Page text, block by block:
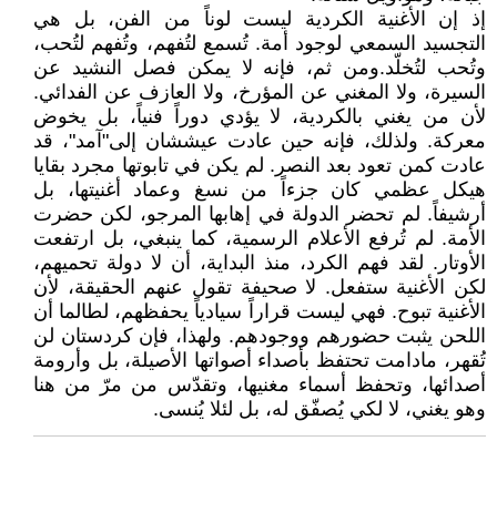
إذ إن الأغنية الكردية ليست لوناً من الفن، بل هي
التجسيد السمعي لوجود أمة. تُسمع لتُفهم، وتُفهم لتُحب،
وتُحب لتُخلّد.ومن ثم، فإنه لا يمكن فصل النشيد عن
السيرة، ولا المغني عن المؤرخ، ولا العازف عن الفدائي.
لأن من يغني بالكردية، لا يؤدي دوراً فنياً، بل يخوض
معركة. ولذلك، فإنه حين عادت عیششان إلى"آمد"، قد
عادت كمن تعود بعد النصر. لم يكن في تابوتها مجرد بقايا
هيكل عظمي كان جزءاً من نسغ وعماد أغنيتها، بل
أرشيفاً. لم تحضر الدولة في إهابها المرجو، لكن حضرت
الأمة. لم تُرفع الأعلام الرسمية، كما ينبغي، بل ارتفعت
الأوتار. لقد فهم الكرد، منذ البداية، أن لا دولة تحميهم،
لكن الأغنية ستفعل. لا صحيفة تقول عنهم الحقيقة، لأن
الأغنية تبوح. فهي ليست قراراً سيادياً يحفظهم، لطالما أن
اللحن يثبت حضورهم ووجودهم. ولهذا، فإن كردستان لن
تُقهر، مادامت تحتفظ بأصداء أصواتها الأصيلة، بل وأرومة
أصدائها، وتحفظ أسماء مغنيها، وتقدّس من مرّ من هنا
وهو يغني، لا لكي يُصفّق له، بل لئلا يُنسى.